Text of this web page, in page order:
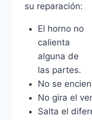
su reparación:
El horno no
calienta
alguna de
las partes.
No se
No gira el
Salta el